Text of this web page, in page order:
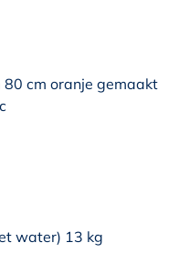
cm oranje gemaakt
water) 13 kg